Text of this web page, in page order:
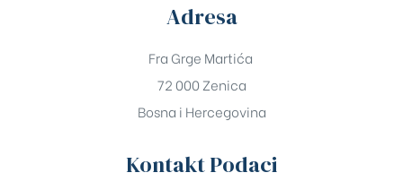
Adresa
Fra Grge Martića
72 000 Zenica
Bosna i Hercegovina
Kontakt Podaci